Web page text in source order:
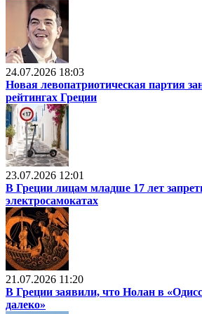
24.07.2026 18:03
Новая левопатриотическая партия
рейтингах Греции
23.07.2026 12:01
В Греции лицам младше 17 лет
электросамокатах
21.07.2026 11:20
В Греции заявили, что Нолан в
далеко»